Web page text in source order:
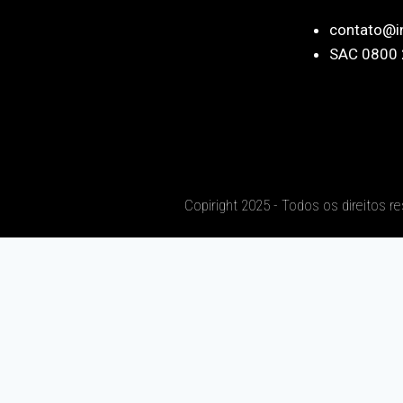
SAC
Copiright 2025 - Todos os direitos